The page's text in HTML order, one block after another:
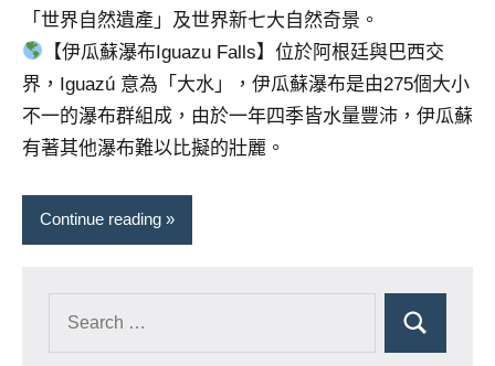
「世界自然遺產」及世界新七大自然奇景。
【伊瓜蘇瀑布Iguazu Falls】位於阿根廷與巴西交
界，Iguazú 意為「大水」，伊瓜蘇瀑布是由275個大小
不一的瀑布群組成，由於一年四季皆水量豐沛，伊瓜蘇
有著其他瀑布難以比擬的壯麗。
Continue reading